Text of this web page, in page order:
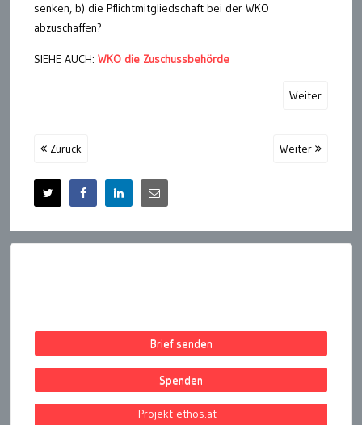
senken, b) die Pflichtmitgliedschaft bei der WKO
abzuschaffen?
SIEHE AUCH: WKO die Zuschussbehörde
Weiter
Zurück Weiter
Brief senden
Spenden
Projekt ethos.at